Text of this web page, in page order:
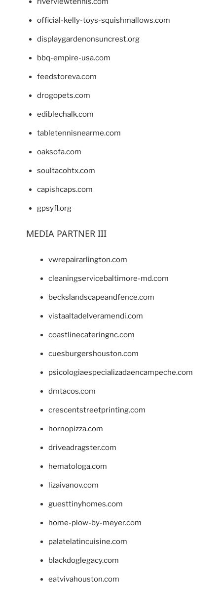
official-kelly-toys-squishmallows.com
displaygardenonsuncrest.org
bbq-empire-usa.com
feedstoreva.com
drogopets.com
ediblechalk.com
tabletennisnearme.com
oaksofa.com
soultacohtx.com
capishcaps.com
gpsyfl.org
MEDIA PARTNER III
vwrepairarlington.com
cleaningservicebaltimore-md.com
beckslandscapeandfence.com
vistaaltadelveramendi.com
coastlinecateringnc.com
cuesburgershouston.com
psicologiaespecializadaencampeche.com
dmtacos.com
crescentstreetprinting.com
hornopizza.com
driveadragster.com
hematologa.com
lizaivanov.com
guesttinyhomes.com
home-plow-by-meyer.com
palatelatincuisine.com
blackdoglegacy.com
eatvivahouston.com